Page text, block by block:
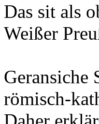
Das sit als
Weißer
Geransiche
römisch-